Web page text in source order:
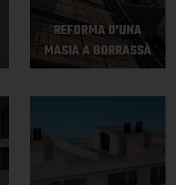
REFORMA D'UNA
MASIA A BORRASSÀ